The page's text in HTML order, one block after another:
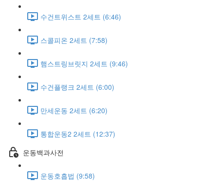
수건트위스트 2세트 (6:46)
스콜피온 2세트 (7:58)
햄스트링브릿지 2세트 (9:46)
수건플랭크 2세트 (6:00)
만세운동 2세트 (6:20)
통합운동2 2세트 (12:37)
운동백과사전
운동호흡법 (9:58)